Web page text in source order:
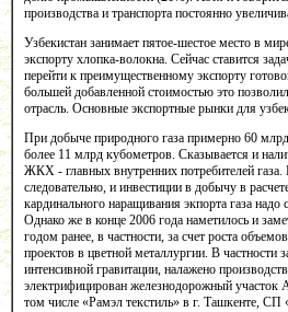
производства и транспорта постоянно
Узбекистан занимает пятое-шестое место в
экспорту хлопка-волокна. Сейчас ставится
перейти к преимущественному экспорту
большей добавленной стоимостью это
отрасль. Основные экспортные рынки для
При добыче природного газа примерно 60
более 11 млрд кубометров. Сказывается и
ЖКХ - главных внутренних потребителей газа.
следовательно, и инвестиции в добычу в
кардинального наращивания экпорта газа
Однако же в конце 2006 года наметилось и
годом ранее, в частности, за счет роста
проектов в цветной металлургии. В частности
интенсивной гравитации, налажено
электрифицирован железнодорожный участок
том числе «Рамэл текстиль» в г. Ташкенте,